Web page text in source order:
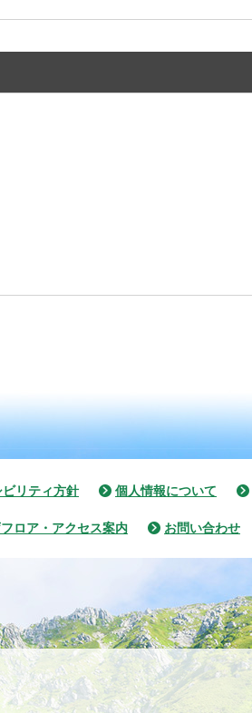
リティ方針 個人情報について
ロア・アクセス案内 お問い合わせ